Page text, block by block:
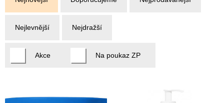
Nejlevnější Nejdražší
Akce Na poukaz ZP